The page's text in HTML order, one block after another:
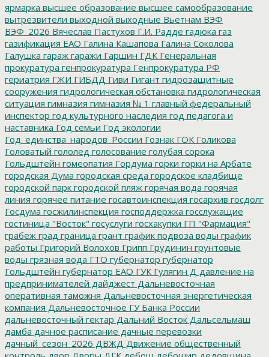
ярмарка высшее образование высшее самообразование
вытрезвители выходной выходные Вьетнам ВЭФ
ВЭФ_2026 Вячеслав Пастухов Г.И. Радде гадюка газ
газификация ЕАО Галина Кашапова Галина Соколова
Галушка гараж гаражи Гаршин ГДК Генеральная
прокуратура генпрокуратура Генпрокуратура РФ
гериатрия ГЖИ ГИБДД Гиви Гигант гидрозащитные
сооружения гидрологическая обстановка гидрологическая
ситуация гимназия гимназия № 1 главный федеральный
инспектор год культурного наследия год педагога и
наставника Год семьи Год экологии
Год_единства_народов_России Гознак ГОК Голикова
Головатый гололед голосование голубая сорока
Гольдштейн гомеопатия Гордума горки горки на Арбате
городская Дума городская среда городское кладбище
городской парк городской пляж горячая вода горячая
линия горячее питание госавтоинспекция госархив госдолг
Госдума госжилинспекция господдержка госслужащие
гостиница "Восток" госуслуги госхакупки ГП "Фармация"
грабеж град граница грант график подвоза воды график
работы Григорий Волохов Грипп Грудинин грунтовые
воды грязная вода ГТО губернатор губернатор
Гольдштейн губернатор ЕАО ГУК Гулягин Д давление на
предпринимателей дайджест Дальневосточная
оперативная таможня Дальневосточная энергетическая
компания Дальневосточное ГУ Банка России
дальневосточный гектар Дальний Восток Дальсельмаш
дамба дачное расписание дачные перевозки
дачный_сезон_2026 ДВЖД Движение общественный